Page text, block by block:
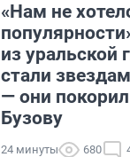
«Нам не
из уральской
стали
— они
Бузову
24 минуты 680